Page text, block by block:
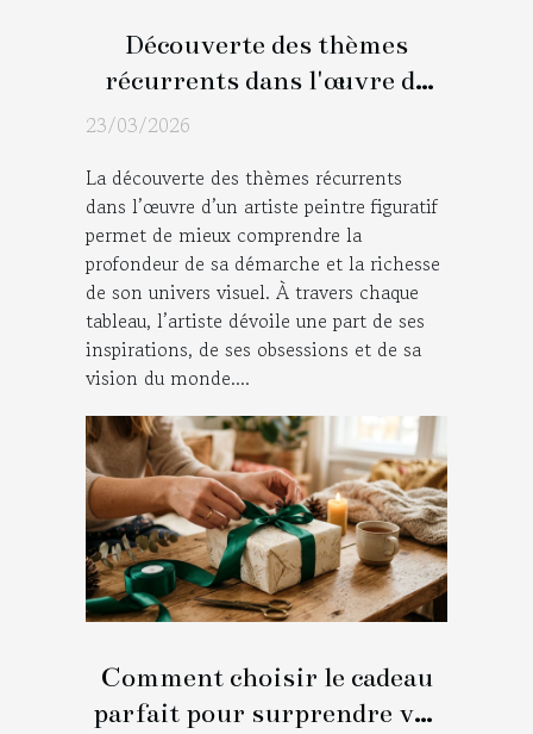
Découverte des thèmes
récurrents dans l'œuvre de
l'artiste peintre figuratif
23/03/2026
La découverte des thèmes récurrents
dans l’œuvre d’un artiste peintre figuratif
permet de mieux comprendre la
profondeur de sa démarche et la richesse
de son univers visuel. À travers chaque
tableau, l’artiste dévoile une part de ses
inspirations, de ses obsessions et de sa
vision du monde....
Comment choisir le cadeau
parfait pour surprendre vos